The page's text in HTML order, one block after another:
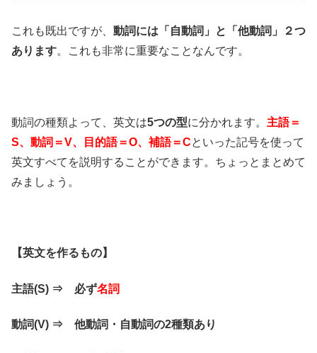
これも既出ですが、 動詞には「自動詞」と「他動詞」２つ
あります。これも非常に重要なことなんです。
動詞の種類よって、英文は5つの型に分かれます。 主語＝
S、動詞＝V、目的語＝O、補語＝Cといった記号を使って
英文すべてを説明することができます。ちょっとまとめて
みましょう。
【英文を作るもの】
主語(S) ⇒ 必ず名詞
動詞(V) ⇒ 他動詞・自動詞の2種類あり